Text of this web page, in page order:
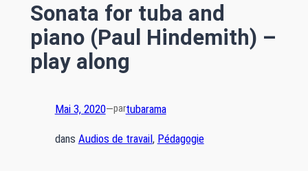
Sonata for tuba and
piano (Paul Hindemith) –
play along
Mai 3, 2020—partubarama
dans Audios de travail, Pédagogie